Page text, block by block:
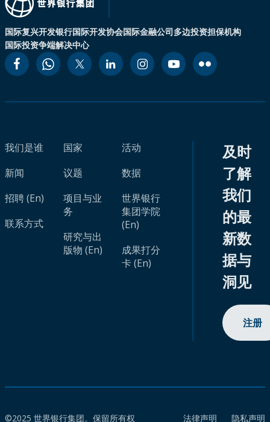
国际复兴开发银行国际开发协会国际金融公司多边投资担保机构
国际投资争端解决中心
我们是谁
新闻
招聘 (En)
联系方式
国家
议题
项目与业
务
研究与出
版物 (En)
活动
数据
世界银行
集团学院
(En)
成果打分
卡 (En)
及时
了解
我们
的最
新数
据与
洞见
注册
©2025 世界银行集团。保留所有权 法律声明 隐私声明